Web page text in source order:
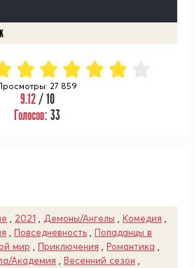
27 859
9.12/ 10
Голосов: 33
2021 Демоны/Ангелы Комедия
Повседневность
Попаданцы в
мир
Приключения Романтика
Академия
Весенний сезон